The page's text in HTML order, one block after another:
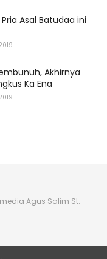
Asal Batudaa ini
Akhirnya
Ka Ena
Agus Salim St.